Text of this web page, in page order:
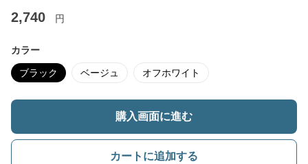
2,740 円
カラー
ブラック ベージュ オフホワイト
購入画面に進む
カートに追加する